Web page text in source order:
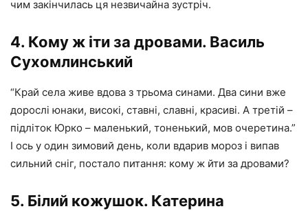
чим закінчилась ця незвичайна зустріч.
4. Кому ж іти за дровами. Василь
Сухомлинський
“Край села живе вдова з трьома синами. Два сини вже
дорослі юнаки, високі, ставні, славні, красиві. А третій –
підліток Юрко – маленький, тоненький, мов очеретина.”
І ось у один зимовий день, коли вдарив мороз і випав
сильний сніг, постало питання: кому ж йти за дровами?
5. Білий кожушок. Катерина